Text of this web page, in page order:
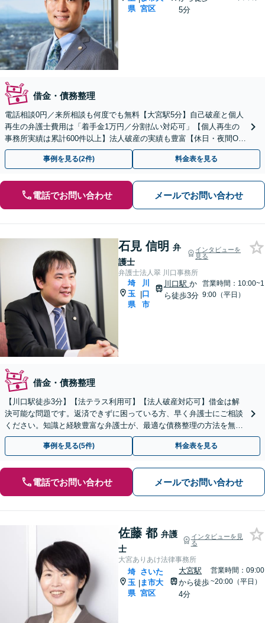
県 宮区
5分
借金・債務整理
電話相談0円／来所相談も何度でも無料【大宮駅5分】自己破産と個人
再生の弁護士費用は「着手金1万円／分割払い対応可」【個人再生の
事務所実績は累計600件以上】法人破産の実績も豊富【休日・夜間O
K】オンライン相談もできます
事例を見る(2件) 料金表を見る
電話でお問い合わせ メールでお問い合わせ
石見 信明 弁
護士
インタビューを
見る
弁護士法人翠 川口事務所
埼
玉
県
|
川
口
市
川口駅 か
ら徒歩3分
営業時間：10:00~1
9:00（平日）
借金・債務整理
【川口駅徒歩3分】【法テラス利用可】【法人破産対応可】借金は解
決可能な問題です。返済できずに困っている方、早く弁護士にご相談
ください。知識と経験豊富な弁護士が、最適な債務整理の方法を無料
で診断します。
事例を見る(5件) 料金表を見る
電話でお問い合わせ メールでお問い合わせ
佐藤 都 弁護
士
インタビューを見
る
大宮ありあけ法律事務所
埼
玉
県
|
さいた
ま市大
宮区
大宮駅
から徒歩
4分
営業時間：09:00
~20:00（平日）